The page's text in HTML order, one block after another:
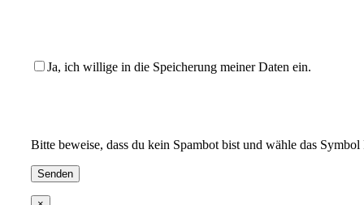
Ja, ich willige in die Speicherung meiner Daten ein.
Bitte beweise, dass du kein Spambot bist und wähle das Symbol